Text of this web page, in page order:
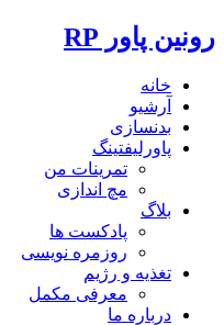
رونین پاور RP
خانه
آرشیو
بدنسازی
پاورلیفتینگ
تمرینات من
مچ اندازی
بلاگ
پادکست ها
روزمره نویسی
تغذیه و رژیم
معرفی مکمل
درباره ما